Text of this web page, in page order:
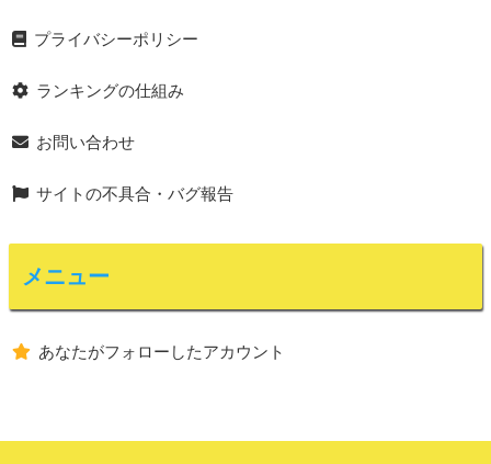
プライバシーポリシー
ランキングの仕組み
お問い合わせ
サイトの不具合・バグ報告
メニュー
あなたがフォローしたアカウント